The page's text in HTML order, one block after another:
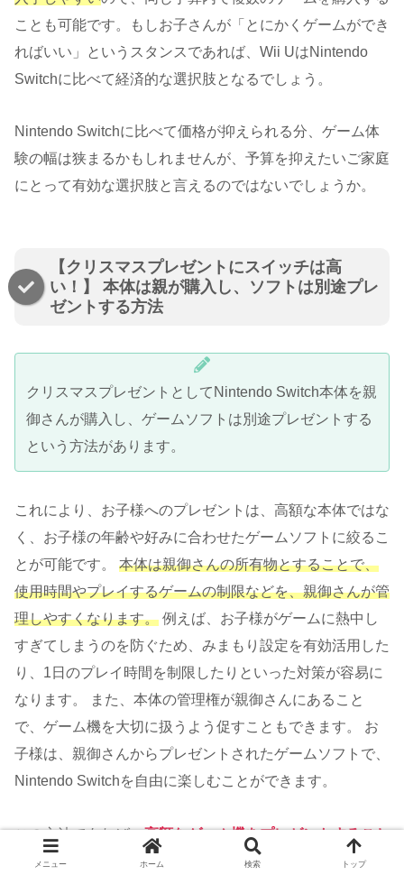
ことも可能です。もしお子さんが「とにかくゲームができ
ればいい」というスタンスであれば、Wii UはNintendo
Switchに比べて経済的な選択肢となるでしょう。
Nintendo Switchに比べて価格が抑えられる分、ゲーム体
験の幅は狭まるかもしれませんが、予算を抑えたいご家庭
にとって有効な選択肢と言えるのではないでしょうか。
【クリスマスプレゼントにスイッチは高
い！】 本体は親が購入し、ソフトは別途プレ
ゼントする方法
クリスマスプレゼントとしてNintendo Switch本体を親
御さんが購入し、ゲームソフトは別途プレゼントする
という方法があります。
これにより、お子様へのプレゼントは、高額な本体ではな
く、お子様の年齢や好みに合わせたゲームソフトに絞るこ
とが可能です。 本体は親御さんの所有物とすることで、
使用時間やプレイするゲームの制限などを、親御さんが管
理しやすくなります。 例えば、お子様がゲームに熱中し
すぎてしまうのを防ぐため、みまもり設定を有効活用した
り、1日のプレイ時間を制限したりといった対策が容易に
なります。 また、本体の管理権が親御さんにあること
で、ゲーム機を大切に扱うよう促すこともできます。 お
子様は、親御さんからプレゼントされたゲームソフトで、
Nintendo Switchを自由に楽しむことができます。
この方法であれば、高額なゲーム機をプレゼントすること
に対する抵抗感を軽減しつつ、お子様にも喜ばれるクリス
メニュー ホーム 検索 トップ